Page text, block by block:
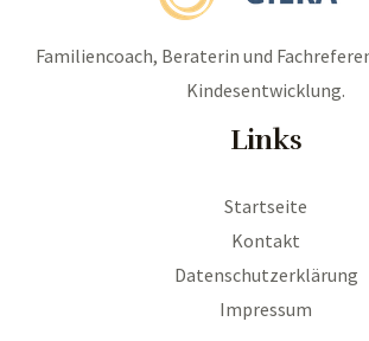
Familiencoach, Beraterin und
Kindesentwicklung.
Links
Startseite
Kontakt
Datenschutzerklärung
Impressum